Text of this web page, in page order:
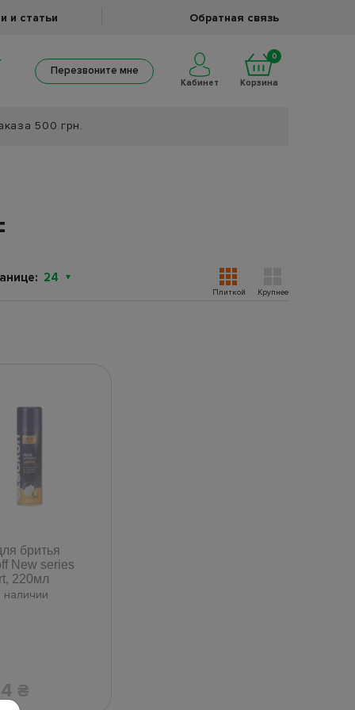
и статьи Обратная связь
Перезвоните мне
Кабинет
0
Корзина
500 грн.
24
Плиткой Крупнее
бритья
New series
220мл
наличии
₴